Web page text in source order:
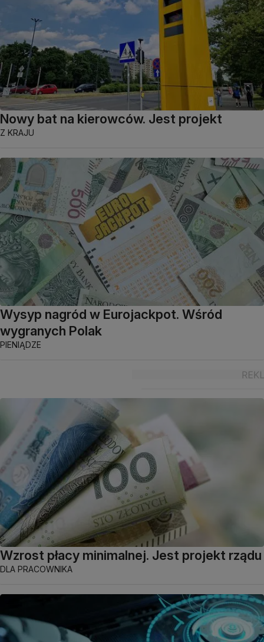
Nowy bat na kierowców. Jest projekt
Z KRAJU
Wysyp nagród w Eurojackpot. Wśród
wygranych Polak
PIENIĄDZE
Wzrost płacy minimalnej. Jest projekt rządu
DLA PRACOWNIKA